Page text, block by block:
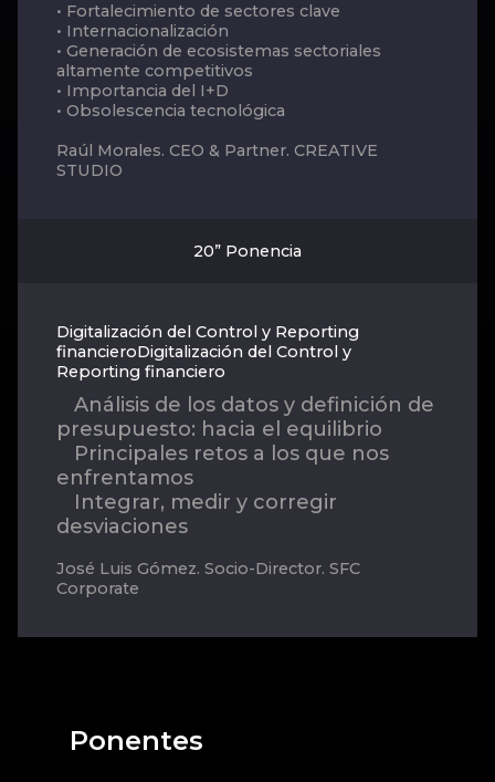
• Fortalecimiento de sectores clave
• Internacionalización
• Generación de ecosistemas sectoriales
altamente competitivos
• Importancia del I+D
• Obsolescencia tecnológica
Raúl Morales. CEO & Partner. CREATIVE
STUDIO
20” Ponencia
Digitalización del Control y Reporting
financieroDigitalización del Control y
Reporting financiero
Análisis de los datos y definición de
presupuesto: hacia el equilibrio
Principales retos a los que nos
enfrentamos
Integrar, medir y corregir
desviaciones
José Luis Gómez. Socio-Director. SFC
Corporate
Ponentes